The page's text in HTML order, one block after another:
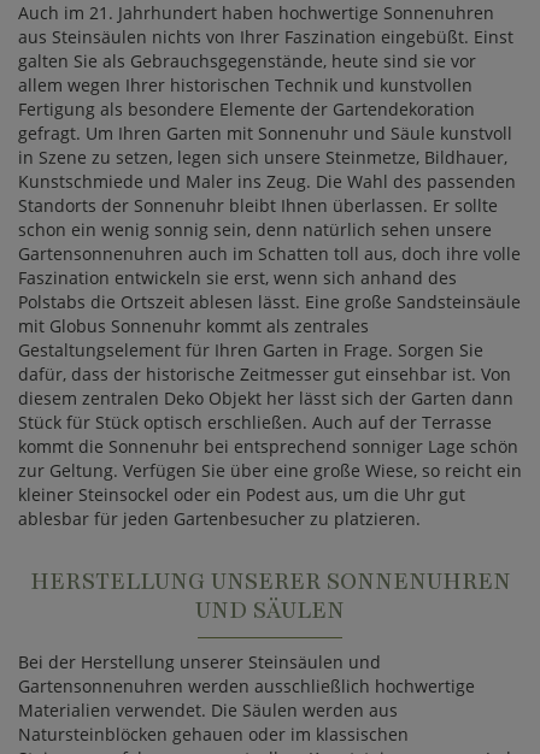
Auch im 21. Jahrhundert haben hochwertige Sonnenuhren
aus Steinsäulen nichts von Ihrer Faszination eingebüßt. Einst
galten Sie als Gebrauchsgegenstände, heute sind sie vor
allem wegen Ihrer historischen Technik und kunstvollen
Fertigung als besondere Elemente der Gartendekoration
gefragt. Um Ihren Garten mit Sonnenuhr und Säule kunstvoll
in Szene zu setzen, legen sich unsere Steinmetze, Bildhauer,
Kunstschmiede und Maler ins Zeug. Die Wahl des passenden
Standorts der Sonnenuhr bleibt Ihnen überlassen. Er sollte
schon ein wenig sonnig sein, denn natürlich sehen unsere
Gartensonnenuhren auch im Schatten toll aus, doch ihre volle
Faszination entwickeln sie erst, wenn sich anhand des
Polstabs die Ortszeit ablesen lässt. Eine große Sandsteinsäule
mit Globus Sonnenuhr kommt als zentrales
Gestaltungselement für Ihren Garten in Frage. Sorgen Sie
dafür, dass der historische Zeitmesser gut einsehbar ist. Von
diesem zentralen Deko Objekt her lässt sich der Garten dann
Stück für Stück optisch erschließen. Auch auf der Terrasse
kommt die Sonnenuhr bei entsprechend sonniger Lage schön
zur Geltung. Verfügen Sie über eine große Wiese, so reicht ein
kleiner Steinsockel oder ein Podest aus, um die Uhr gut
ablesbar für jeden Gartenbesucher zu platzieren.
HERSTELLUNG UNSERER SONNENUHREN
UND SÄULEN
Bei der Herstellung unserer Steinsäulen und
Gartensonnenuhren werden ausschließlich hochwertige
Materialien verwendet. Die Säulen werden aus
Natursteinblöcken gehauen oder im klassischen